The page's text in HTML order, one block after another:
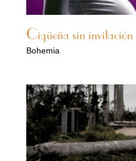
Cigüeña sin invitación
Bohemia